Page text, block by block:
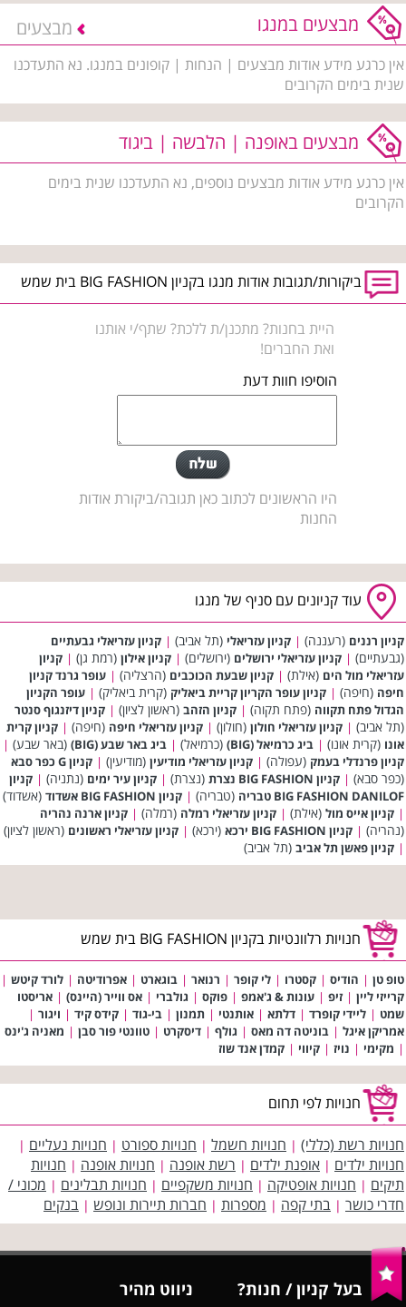
מבצעים במנגו מבצעים
אין כרגע מידע אודות מבצעים | הנחות | קופונים במנגו. נא התעדכנו
שנית בימים הקרובים
מבצעים באופנה | הלבשה | ביגוד
אין כרגע מידע אודות מבצעים נוספים, נא התעדכנו שנית בימים
הקרובים
ביקורות/תגובות אודות מנגו בקניון BIG FASHION בית שמש
היית בחנות? מתכנן/ת ללכת? שתף/י אותנו
ואת החברים!
הוסיפו חוות דעת
היו הראשונים לכתוב כאן תגובה/ביקורת אודות
החנות
עוד קניונים עם סניף של מנגו
קניון רננים (רעננה) | קניון עזריאלי (תל אביב) | קניון עזריאלי גבעתיים
(גבעתיים) | קניון עזריאלי ירושלים (ירושלים) | קניון אילון (רמת גן) | קניון
עזריאלי מול הים (אילת) | קניון שבעת הכוכבים (הרצליה) | עופר גרנד קניון
חיפה (חיפה) | קניון עופר הקריון קריית ביאליק (קרית ביאליק) | עופר הקניון
הגדול פתח תקווה (פתח תקוה) | קניון הזהב (ראשון לציון) | קניון דיזנגוף סנטר
(תל אביב) | קניון עזריאלי חולון (חולון) | קניון עזריאלי חיפה (חיפה) | קניון קרית
אונו (קרית אונו) | ביג כרמיאל (BIG) (כרמיאל) | ביג באר שבע (BIG) (באר שבע) |
קניון פרנדלי בעמק (עפולה) | קניון עזריאלי מודיעין (מודיעין) | קניון G כפר סבא
(כפר סבא) | קניון BIG FASHION נצרת (נצרת) | קניון עיר ימים (נתניה) | קניון
BIG FASHION DANILOF טבריה
(טבריה) | קניון BIG FASHION אשדוד (אשדוד)
| קניון אייס מול (אילת) | קניון עזריאלי רמלה (רמלה) | קניון ארנה נהריה
(נהריה) | קניון BIG FASHION ירכא (ירכא) | קניון עזריאלי ראשונים (ראשון לציון)
| קניון פאשן תל אביב (תל אביב)
חנויות רלוונטיות בקניון BIG FASHION בית שמש
טופ טן | הודיס | קסטרו | לי קופר | רנואר | בוגארט | אפרודיטה | לורד קיטש |
קרייזי ליין | זיפ | עונות & ג'אמפ | פוקס | גולברי | אס ווייר (היינס) | אריסטו
שמט | ליידי קופרד | דלתא | אותנטי | תמנון | בי-גוד | קידס קיד | ויגור |
אמריקן איגל | בוניטה דה מאס | גולף | דיסקרט | טוונטי פור סבן | מאניה ג'ינס
| מקימי | נויז | קיווי | קמדן אנד שוז
חנויות לפי תחום
חנויות רשת (כללי) | חנויות חשמל | חנויות ספורט | חנויות נעליים |
חנויות ילדים | אופנת ילדים | רשת אופנה | חנויות אופנה | חנויות
תיקים | חנויות אופטיקה | חנויות משקפיים | חנויות תבלינים | מכוני /
חדרי כושר | בתי קפה | מספרות | חברות תיירות ונופש | בנקים
בעל קניון / חנות?
ניווט מהיר